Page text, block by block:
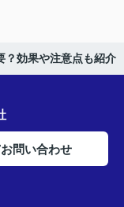
？効果や注意点も紹介
お問い合わせ